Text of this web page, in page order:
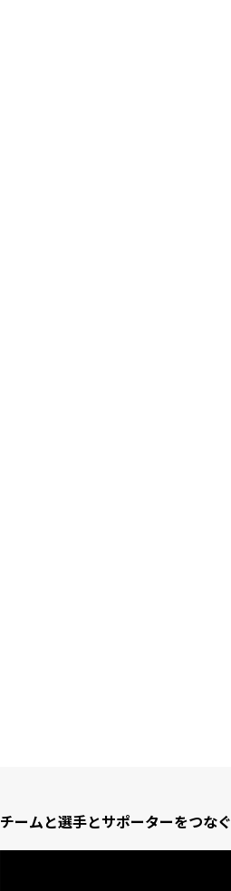
チームと選手とサポーターをつなぐ